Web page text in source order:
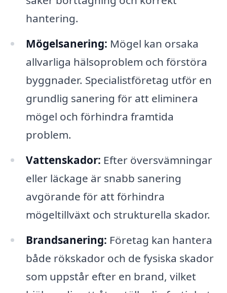
hantering.
Mögelsanering: Mögel kan orsaka
allvarliga hälsoproblem och förstöra
byggnader. Specialistföretag utför en
grundlig sanering för att eliminera
mögel och förhindra framtida
problem.
Vattenskador: Efter översvämningar
eller läckage är snabb sanering
avgörande för att förhindra
mögeltillväxt och strukturella skador.
Brandsanering: Företag kan hantera
både rökskador och de fysiska skador
som uppstår efter en brand, vilket